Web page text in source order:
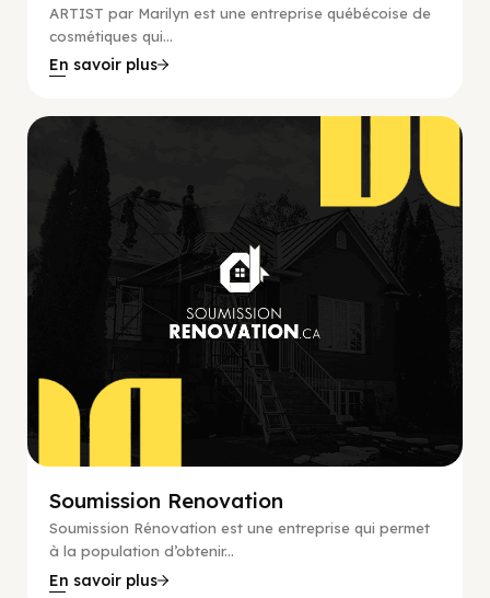
ARTIST par Marilyn est une entreprise québécoise de
cosmétiques qui...
En savoir plus
Soumission Renovation
Soumission Rénovation est une entreprise qui permet
à la population d’obtenir...
En savoir plus